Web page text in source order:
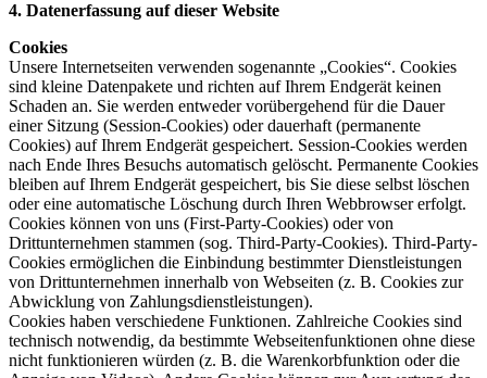
4. Datenerfassung auf dieser Website
Cookies
Unsere Internetseiten verwenden sogenannte „Cookies“. Cookies
sind kleine Datenpakete und richten auf Ihrem Endgerät keinen
Schaden an. Sie werden entweder vorübergehend für die Dauer
einer Sitzung (Session-Cookies) oder dauerhaft (permanente
Cookies) auf Ihrem Endgerät gespeichert. Session-Cookies werden
nach Ende Ihres Besuchs automatisch gelöscht. Permanente Cookies
bleiben auf Ihrem Endgerät gespeichert, bis Sie diese selbst löschen
oder eine automatische Löschung durch Ihren Webbrowser erfolgt.
Cookies können von uns (First-Party-Cookies) oder von
Drittunternehmen stammen (sog. Third-Party-Cookies). Third-Party-
Cookies ermöglichen die Einbindung bestimmter Dienstleistungen
von Drittunternehmen innerhalb von Webseiten (z. B. Cookies zur
Abwicklung von Zahlungsdienstleistungen).
Cookies haben verschiedene Funktionen. Zahlreiche Cookies sind
technisch notwendig, da bestimmte Webseitenfunktionen ohne diese
nicht funktionieren würden (z. B. die Warenkorbfunktion oder die